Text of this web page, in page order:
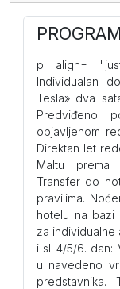
p align=
Individualan
Tesla» dva
Predviđeno
objavljenom
Direktan let
Maltu prema
Transfer do
pravilima.
hotelu na bazi
za individualne
i sl. 4/5/6. dan:
u navedeno